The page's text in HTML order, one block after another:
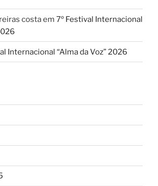
costaem 7º Festival Internacional
Internacional “Alma da Voz” 2026